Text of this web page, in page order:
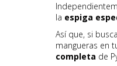
la espiga
Así que, si
mangueras en
completa de